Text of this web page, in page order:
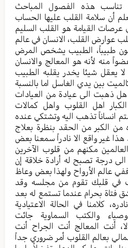
تناسب هذه الفصول المباحث
أن سلامة القلب عليها الحساب
عرصات القيامة هو القلب السليم
عوارض القلب، الانسان في عالم
طبيباً، الطبيب يشخص المرض
منه لأنه هو المعالج والانسان
لا يعقل شيئا يخدر يقلبه الطبيب
بين يدي الغاسل اما بالنسبة
هل ذهبت الى عيادة من العيادات
اهل القلوب واهل كمالات
انساناً تذهب اليه وتشتكي عنده
الكبر من الحقد بنظرة بعلاج
غير واقع الا نادراً سمعنا بعض
مكنهم من قلوب الآخرين
الى درجة تصبح له أرادة خلاقة إن
عالم الأرواح ولهذا بعض وعاظ
في قلبك تقوم من مجلسه وقد
فتاة بحرام عندما تستمع له بعد
كلامنا في الحالة الاعتيادية
والكتب السماوية جائت
أنت المعالج أنت الجراح أنت
بعالم القلوب أمر ضروري جداً